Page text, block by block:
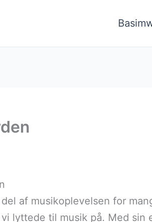
af musikoplevelsen for
lyttede til musik på. Med